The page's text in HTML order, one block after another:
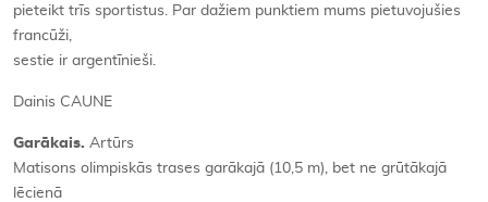
pieteikt trīs sportistus. Par dažiem punktiem mums pietuvojušies
francūži,
sestie ir argentīnieši.
Dainis CAUNE
Garākais. Artūrs
Matisons olimpiskās trases garākajā (10,5 m), bet ne grūtākajā
lēcienā